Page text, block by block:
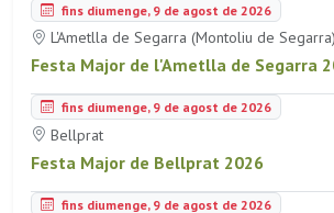
fins diumenge, 9 de agost de 2026
L'Ametlla de Segarra (Montoliu de Segarra)
Festa Major de l'Ametlla de Segarra
fins diumenge, 9 de agost de 2026
Bellprat
Festa Major de Bellprat 2026
fins diumenge, 9 de agost de 2026